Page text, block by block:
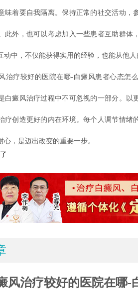
着要自我隔离。保持正常的社交活动，
此外，也可以考虑加入一些患者互助群体
动中，不仅能获得实用的经验，也能从他人
疗较好的医院在哪-白癜风患者心态怎么
白癜风治疗过程中不可忽视的一部分。以
疗创造更好的内在环境。每个人调节情绪
心，是迈出改变的重要一步。
风治疗较好的医院在哪-